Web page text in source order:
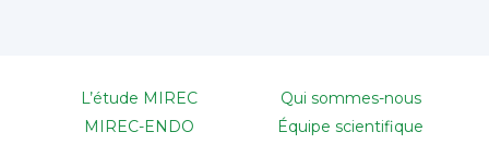
L’étude MIREC
MIREC-ENDO
Qui sommes-nous
Équipe scientifique